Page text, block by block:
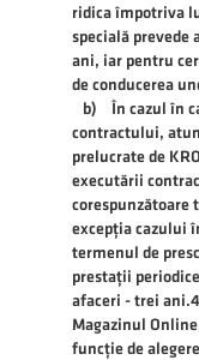
ridica împotriva
specială prevede
ani, iar pentru
de conducerea
b) În cazul în
contractului,
prelucrate de
executării
corespunzătoare
excepția cazului
termenul de
prestații
afaceri - trei
Magazinul
funcție de